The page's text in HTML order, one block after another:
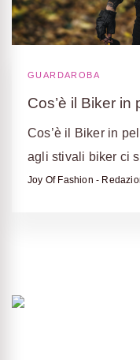
GUARDAROBA
Cos’è il Biker
Cos’è il Biker in
agli stivali biker ci
Joy Of Fashion -